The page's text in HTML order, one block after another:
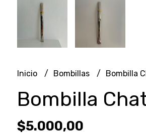
Inicio Bombillas Bombilla
Bombilla
$5.000,00